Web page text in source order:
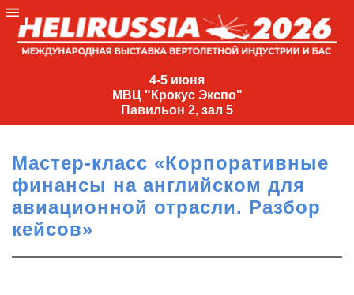
4-5 июня
МВЦ "Крокус Экспо"
Павильон 2, зал 5
4-
МВЦ
Экспо"
Павильон
2,
зал
5
Мастер-класс «Корпоративные
финансы на английском для
авиационной отрасли. Разбор
кейсов»